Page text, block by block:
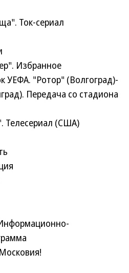
Ток-сериал
Избранное
"Ротор" (Волгоград)-
Передача со стадиона
(США)